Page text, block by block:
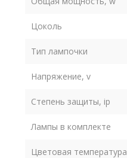
Цоколь
Тип лампочки
Напряжение, v
Степень защиты, ip
Лампы в комплекте
Цветовая температура